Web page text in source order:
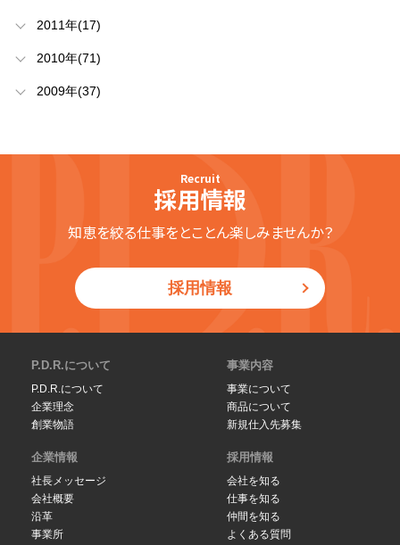
2011年(17)
2010年(71)
2009年(37)
Recruit
採用情報
知恵を絞る仕事をとことん楽しみませんか？
採用情報
P.D.R.について
P.D.R.について
企業理念
創業物語
事業内容
事業について
商品について
新規仕入先募集
企業情報
社長メッセージ
会社概要
沿革
事業所
採用情報
会社を知る
仕事を知る
仲間を知る
よくある質問